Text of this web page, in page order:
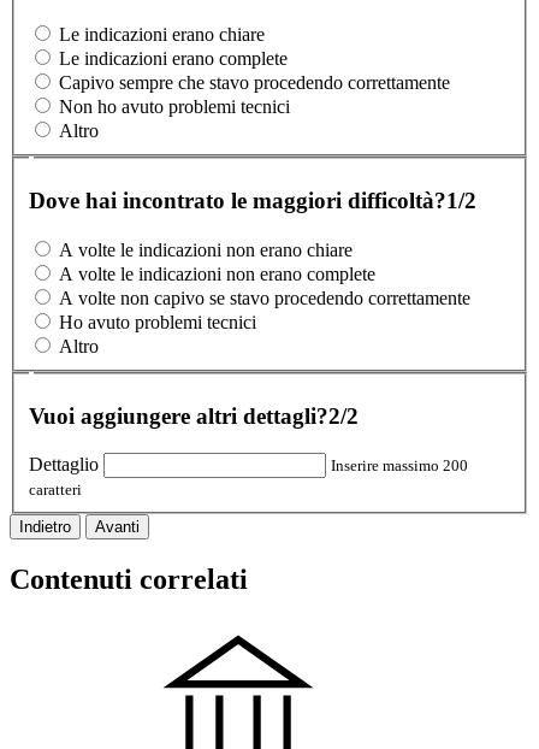
Le indicazioni erano chiare
Le indicazioni erano complete
Capivo sempre che stavo procedendo correttamente
Non ho avuto problemi tecnici
Altro
Dove hai incontrato le maggiori difficoltà?1/2
A volte le indicazioni non erano chiare
A volte le indicazioni non erano complete
A volte non capivo se stavo procedendo correttamente
Ho avuto problemi tecnici
Altro
Vuoi aggiungere altri dettagli?2/2
Dettaglio
Inserire massimo 200
caratteri
Indietro Avanti
Contenuti correlati